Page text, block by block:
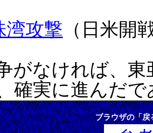
湾攻撃 （日米開
がなければ、
確実に進んだで
ブラウザの「戻